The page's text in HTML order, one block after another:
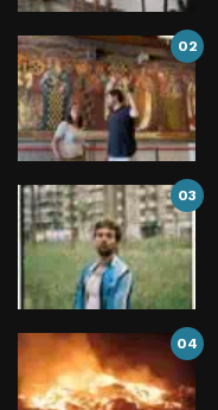
02
03
04